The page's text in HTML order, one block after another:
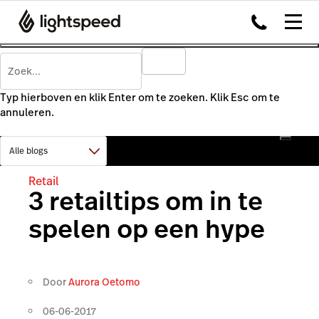
Typ hierboven en klik Enter om te zoeken. Klik Esc om te
annuleren.
Retail
3 retailtips om in te
spelen op een hype
DoorAurora Oetomo
06-06-2017